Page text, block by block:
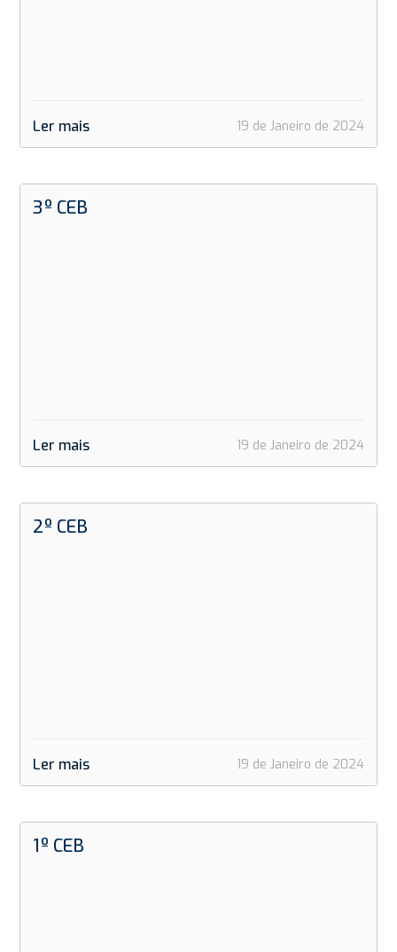
Ler mais 19 de Janeiro de 2024
3º CEB
Ler mais 19 de Janeiro de 2024
2º CEB
Ler mais 19 de Janeiro de 2024
1º CEB